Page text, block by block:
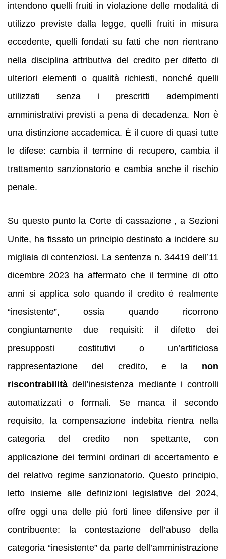
intendono quelli fruiti in violazione delle modalità di
utilizzo previste dalla legge, quelli fruiti in misura
eccedente, quelli fondati su fatti che non rientrano
nella disciplina attributiva del credito per difetto di
ulteriori elementi o qualità richiesti, nonché quelli
utilizzati senza i prescritti adempimenti
amministrativi previsti a pena di decadenza. Non è
una distinzione accademica. È il cuore di quasi tutte
le difese: cambia il termine di recupero, cambia il
trattamento sanzionatorio e cambia anche il rischio
penale.
Su questo punto la Corte di cassazione , a Sezioni
Unite, ha fissato un principio destinato a incidere su
migliaia di contenziosi. La sentenza n. 34419 dell’11
dicembre 2023 ha affermato che il termine di otto
anni si applica solo quando il credito è realmente
“inesistente”, ossia quando ricorrono
congiuntamente due requisiti: il difetto dei
presupposti costitutivi o un’artificiosa
rappresentazione del credito, e la non
riscontrabilità dell’inesistenza mediante i controlli
automatizzati o formali. Se manca il secondo
requisito, la compensazione indebita rientra nella
categoria del credito non spettante, con
applicazione dei termini ordinari di accertamento e
del relativo regime sanzionatorio. Questo principio,
letto insieme alle definizioni legislative del 2024,
offre oggi una delle più forti linee difensive per il
contribuente: la contestazione dell’abuso della
categoria “inesistente” da parte dell’amministrazione